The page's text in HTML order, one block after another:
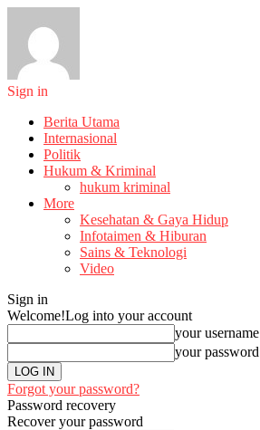
Sign in
Berita Utama
Internasional
Politik
Hukum & Kriminal
hukum kriminal
More
Kesehatan & Gaya Hidup
Infotaimen & Hiburan
Sains & Teknologi
Video
Sign in
Welcome!Log into your account
your username
your password
Forgot your password?
Password recovery
Recover your password